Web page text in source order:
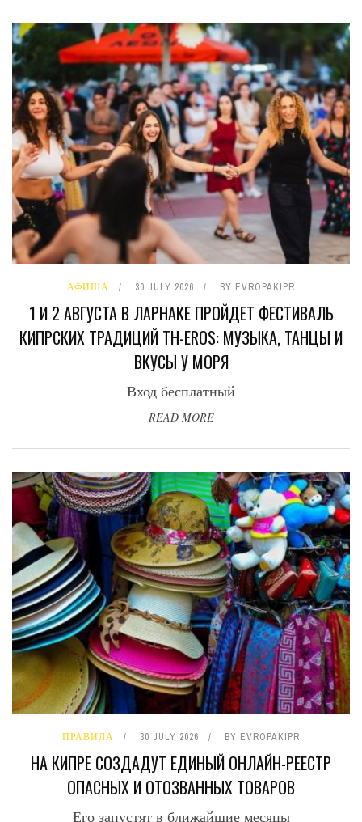
АФИША 30 JULY 2026 BY EVROPAKIPR
1 И 2 АВГУСТА В ЛАРНАКЕ ПРОЙДЕТ ФЕСТИВАЛЬ
КИПРСКИХ ТРАДИЦИЙ TH-EROS: МУЗЫКА, ТАНЦЫ И
ВКУСЫ У МОРЯ
Вход бесплатный
READ MORE
ПРАВИЛА 30 JULY 2026 BY EVROPAKIPR
НА КИПРЕ СОЗДАДУТ ЕДИНЫЙ ОНЛАЙН-РЕЕСТР
ОПАСНЫХ И ОТОЗВАННЫХ ТОВАРОВ
Его запустят в ближайшие месяцы